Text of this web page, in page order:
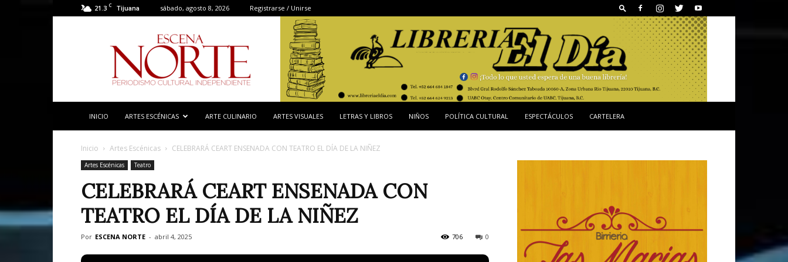
21.3 C Tijuana sábado, agosto 8, 2026 Registrarse / Unirse
Norte
INICIO ARTES ESCÉNICAS ARTE CULINARIO ARTES VISUALES LETRAS Y LIBROS NIÑOS POLÍTICA CULTURAL ESPECTÁCULOS CARTELERA
Inicio Artes Escénicas CELEBRARÁ CEART ENSENADA CON TEATRO EL DÍA DE LA NIÑEZ
Artes Escénicas Teatro
CELEBRARÁ CEART ENSENADA CON
TEATRO EL DÍA DE LA NIÑEZ
Por ESCENA NORTE - abril 4, 2025 0
706